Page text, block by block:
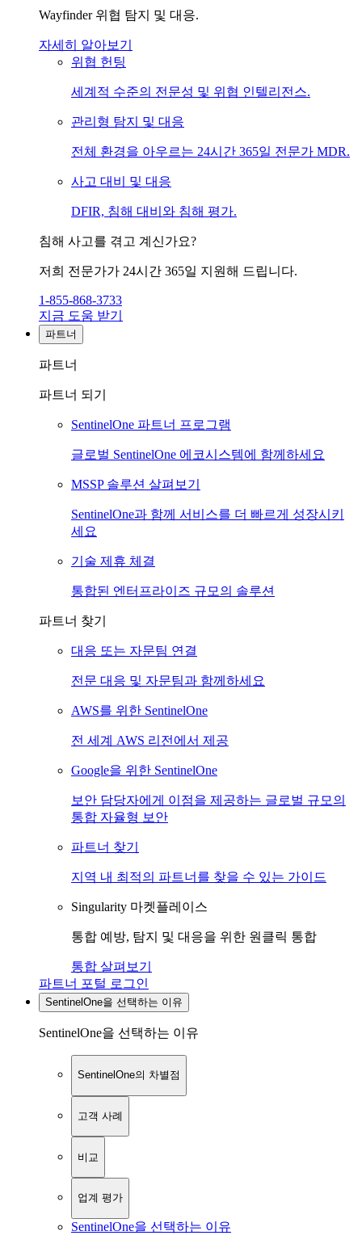
Wayfinder 위협 탐지 및 대응.
자세히 알아보기
위협 헌팅
세계적 수준의 전문성 및 위협 인텔리전스.
관리형 탐지 및 대응
전체 환경을 아우르는 24시간 365일 전문가 MDR.
사고 대비 및 대응
DFIR, 침해 대비와 침해 평가.
침해 사고를 겪고 계신가요?
저희 전문가가 24시간 365일 지원해 드립니다.
1-855-868-3733
지금 도움 받기
파트너
파트너
파트너 되기
SentinelOne 파트너 프로그램
글로벌 SentinelOne 에코시스템에 함께하세요
MSSP 솔루션 살펴보기
SentinelOne과 함께 서비스를 더 빠르게 성장시키
세요
기술 제휴 체결
통합된 엔터프라이즈 규모의 솔루션
파트너 찾기
대응 또는 자문팀 연결
전문 대응 및 자문팀과 함께하세요
AWS를 위한 SentinelOne
전 세계 AWS 리전에서 제공
Google을 위한 SentinelOne
보안 담당자에게 이점을 제공하는 글로벌 규모의
통합 자율형 보안
파트너 찾기
지역 내 최적의 파트너를 찾을 수 있는 가이드
Singularity 마켓플레이스
통합 예방, 탐지 및 대응을 위한 원클릭 통합
통합 살펴보기
파트너 포털 로그인
SentinelOne을 선택하는 이유
SentinelOne을 선택하는 이유
SentinelOne의 차별점
고객 사례
비교
업계 평가
SentinelOne을 선택하는 이유